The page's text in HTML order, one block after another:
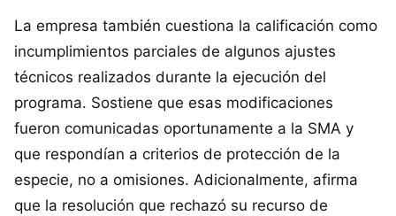
La empresa también cuestiona la calificación como
incumplimientos parciales de algunos ajustes
técnicos realizados durante la ejecución del
programa. Sostiene que esas modificaciones
fueron comunicadas oportunamente a la SMA y
que respondían a criterios de protección de la
especie, no a omisiones. Adicionalmente, afirma
que la resolución que rechazó su recurso de